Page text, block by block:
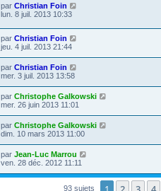
par Christian Foin
lun. 8 juil. 2013 10:33
par Christian Foin
jeu. 4 juil. 2013 21:44
par Christian Foin
mer. 3 juil. 2013 13:58
par Christophe Galkowski
mer. 26 juin 2013 11:01
par Christophe Galkowski
dim. 10 mars 2013 11:00
par Jean-Luc Marrou
ven. 28 déc. 2012 11:11
93 sujets